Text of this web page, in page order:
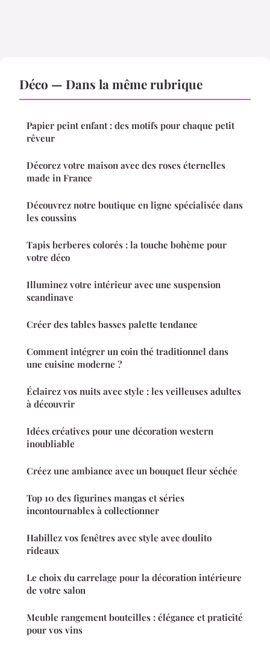
Déco — Dans la même rubrique
Papier peint enfant : des motifs pour chaque petit
rêveur
Décorez votre maison avec des roses éternelles
made in France
Découvrez notre boutique en ligne spécialisée dans
les coussins
Tapis berberes colorés : la touche bohème pour
votre déco
Illuminez votre intérieur avec une suspension
scandinave
Créer des tables basses palette tendance
Comment intégrer un coin thé traditionnel dans
une cuisine moderne ?
Éclairez vos nuits avec style : les veilleuses adultes
à découvrir
Idées créatives pour une décoration western
inoubliable
Créez une ambiance avec un bouquet fleur séchée
Top 10 des figurines mangas et séries
incontournables à collectionner
Habillez vos fenêtres avec style avec doulito
rideaux
Le choix du carrelage pour la décoration intérieure
de votre salon
Meuble rangement bouteilles : élégance et praticité
pour vos vins